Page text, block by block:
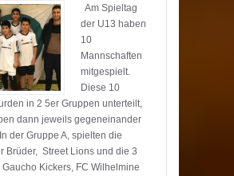
Am Spieltag
der U13 haben
10
Mannschaften
mitgespielt.
Diese 10
in 2 5er Gruppen unterteilt,
dann jeweils gegeneinander
der Gruppe A, spielten die
Brüder, Street Lions und die 3
Gaucho Kickers, FC Wilhelmine